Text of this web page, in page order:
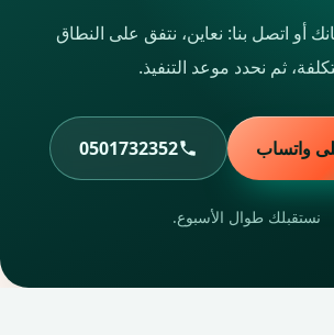
أو اتصل بنا: نعاين، نتفق على النطاق
ثم نحدد موعد التنفيذ.
واتساب 0501732352
نستقبلك طوال الأسبوع.